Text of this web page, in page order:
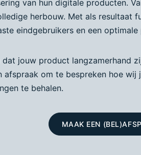
van hun digitale producten.
herbouw. Met als resultaat
eindgebruikers en een
dat jouw product langzamerhand
afspraak om te bespreken hoe wij
te behalen.
MAAK EEN